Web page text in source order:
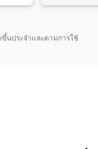
ขึ้นประจำและตามการใช้